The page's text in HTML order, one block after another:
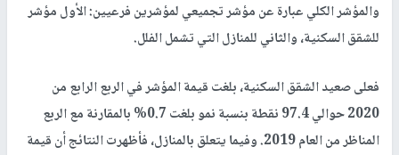
والمؤشر الكلي عبارة عن مؤشر تجميعي لمؤشرين فرعيين: الأول مؤشر
للشقق السكنية، والثاني للمنازل التي تشمل الفلل.
فعلى صعيد الشقق السكنية، بلغت قيمة المؤشر في الربع الرابع من
2020 حوالي 97.4 نقطة بنسبة نمو بلغت 0.7% بالمقارنة مع الربع
المناظر من العام 2019. وفيما يتعلق بالمنازل، فأظهرت النتائج أن قيمة